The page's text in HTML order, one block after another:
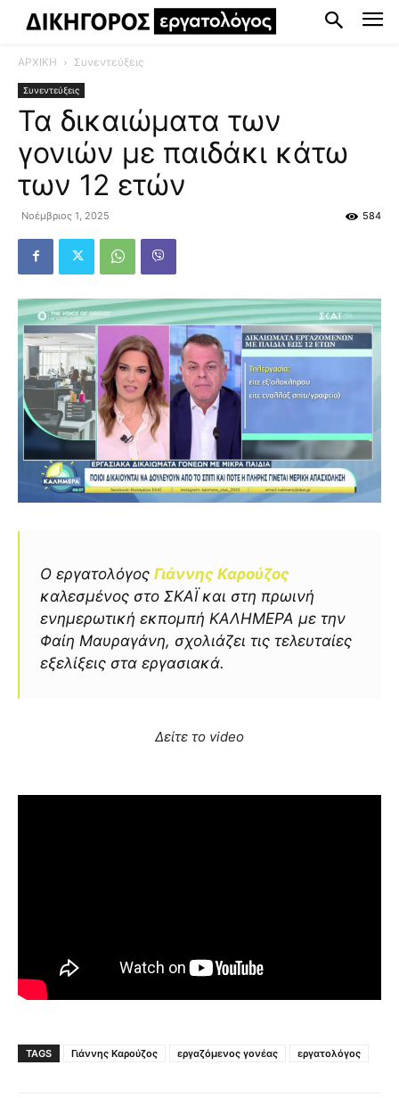
ΑΡΧΙΚΗ Συνεντεύξεις
Συνεντεύξεις
Τα δικαιώματα των
γονιών με παιδάκι κάτω
των 12 ετών
Νοέμβριος 1, 2025 584
Ο εργατολόγος Γιάννης Καρούζος
καλεσμένος στο ΣΚΑΪ και στη πρωινή
ενημερωτική εκπομπή ΚΑΛΗΜΕΡΑ με την
Φαίη Μαυραγάνη, σχολιάζει τις τελευταίες
εξελίξεις στα εργασιακά.
Δείτε το video
TAGS Γιάννης Καρούζος εργαζόμενος γονέας εργατολόγος